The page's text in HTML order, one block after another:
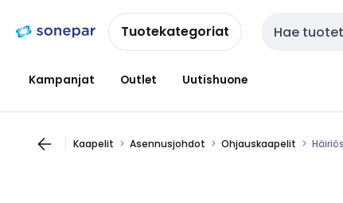
navigointiinsisältöönTuotekategoriat Haku
Kampanjat Outlet Uutishuone
Kaapelit Asennusjohdot Ohjauskaapelit